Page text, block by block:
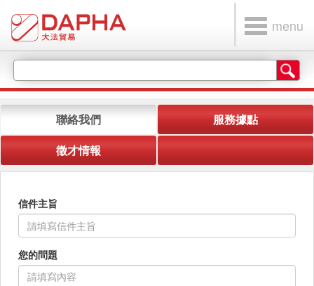
menu
聯絡我們
服務據點
徵才情報
信件主旨
您的問題